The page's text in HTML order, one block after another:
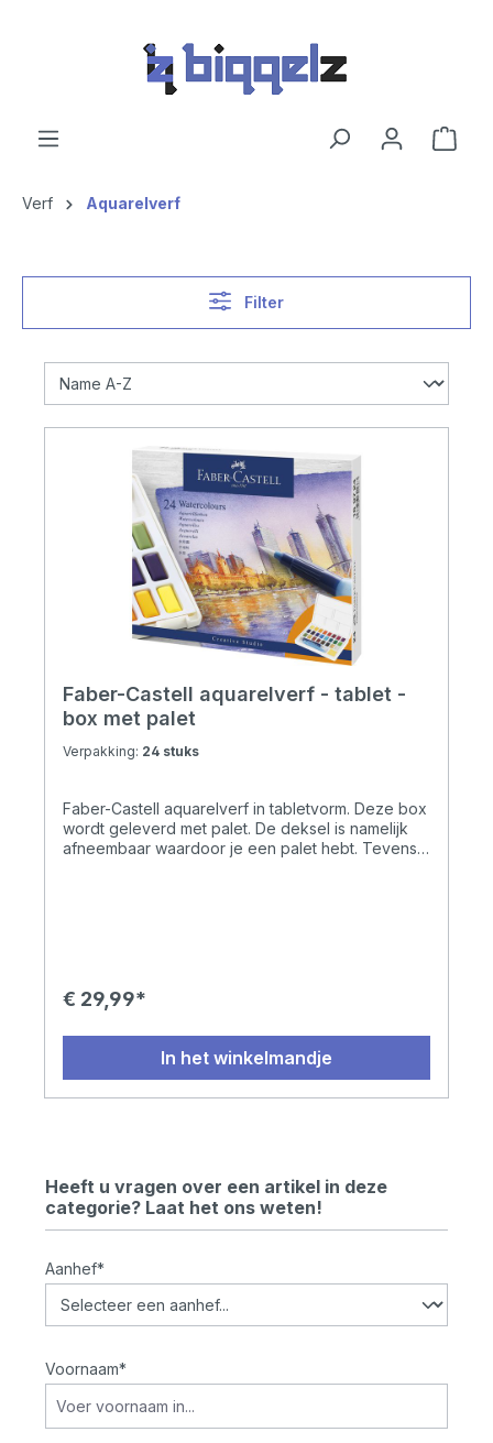
Verf Aquarelverf
Filter
Faber-Castell aquarelverf - tablet -
box met palet
Verpakking: 24 stuks
Faber-Castell aquarelverf in tabletvorm. Deze box
wordt geleverd met palet. De deksel is namelijk
afneembaar waardoor je een palet hebt. Tevens
€ 29,99*
In het winkelmandje
Heeft u vragen over een artikel in deze
categorie? Laat het ons weten!
Aanhef*
Voornaam*